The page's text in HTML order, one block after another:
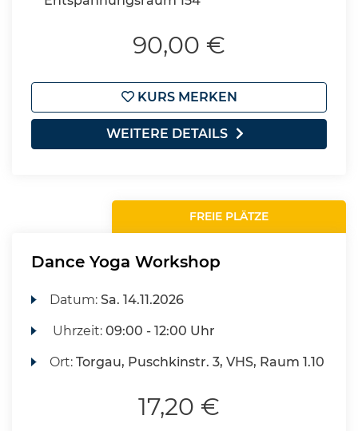
90,00 €
KURS MERKEN
WEITERE DETAILS
FREIE PLÄTZE
Dance Yoga Workshop
Datum:Sa. 14.11.2026
Uhrzeit:09:00 - 12:00 Uhr
Ort:Torgau, Puschkinstr. 3, VHS, Raum 1.10
17,20 €